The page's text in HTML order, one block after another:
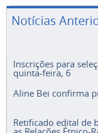
Notícias
Inscrições para
quinta-feira, 6
Aline Bei confirma
Retificado edital de